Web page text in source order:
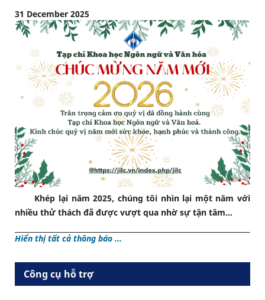
31 December 2025
Khép lại năm 2025, chúng tôi nhìn lại một năm với
nhiều thử thách đã được vượt qua nhờ sự tận tâm...
Hiển thị tất cả thông báo ...
Công cụ hỗ trợ